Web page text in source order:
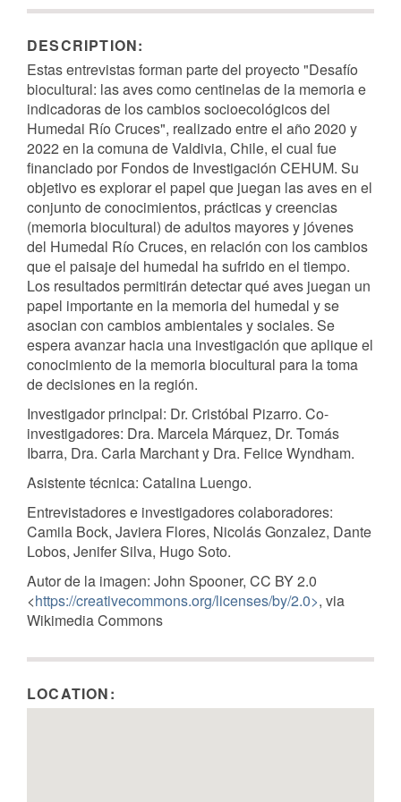
DESCRIPTION:
Estas entrevistas forman parte del proyecto "Desafío
biocultural: las aves como centinelas de la memoria e
indicadoras de los cambios socioecológicos del
Humedai Río Cruces", realizado entre el año 2020 y
2022 en la comuna de Valdivia, Chile, el cual fue
financiado por Fondos de Investigación CEHUM. Su
objetivo es explorar el papel que juegan las aves en el
conjunto de conocimientos, prácticas y creencias
(memoria biocultural) de adultos mayores y jóvenes
del Humedal Río Cruces, en relación con los cambios
que el paisaje del humedal ha sufrido en el tiempo.
Los resultados permitirán detectar qué aves juegan un
papel importante en la memoria del humedal y se
asocian con cambios ambientales y sociales. Se
espera avanzar hacia una investigación que aplique el
conocimiento de la memoria biocultural para la toma
de decisiones en la región.
Investigador principal: Dr. Cristóbal Pizarro. Co-
investigadores: Dra. Marcela Márquez, Dr. Tomás
Ibarra, Dra. Carla Marchant y Dra. Felice Wyndham.
Asistente técnica: Catalina Luengo.
Entrevistadores e investigadores colaboradores:
Camila Bock, Javiera Flores, Nicolás Gonzalez, Dante
Lobos, Jenifer Silva, Hugo Soto.
Autor de la imagen: John Spooner, CC BY 2.0
<https://creativecommons.org/licenses/by/2.0>, via
Wikimedia Commons
LOCATION: